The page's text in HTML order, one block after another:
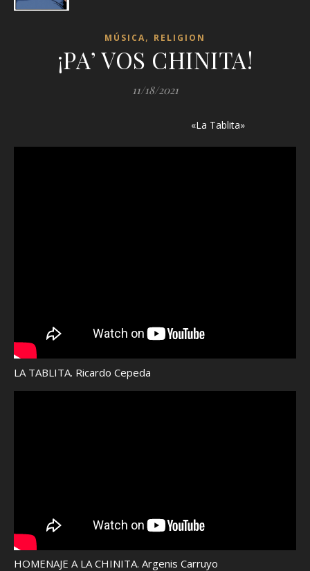
MÚSICA, RELIGION
¡PA’ VOS CHINITA!
11/18/2021
«La Tablita»
LA TABLITA. Ricardo Cepeda
HOMENAJE A LA CHINITA. Argenis Carruyo